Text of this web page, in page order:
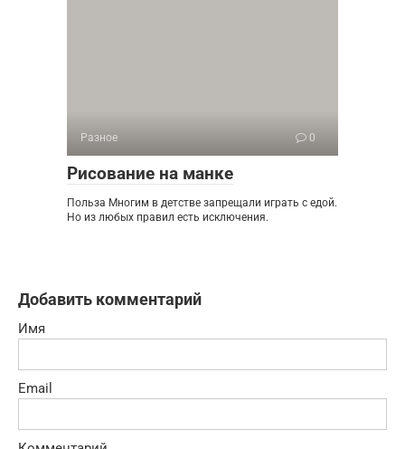
Разное 0
Рисование на манке
Польза Многим в детстве запрещали играть с едой.
Но из любых правил есть исключения.
Добавить комментарий
Имя
Email